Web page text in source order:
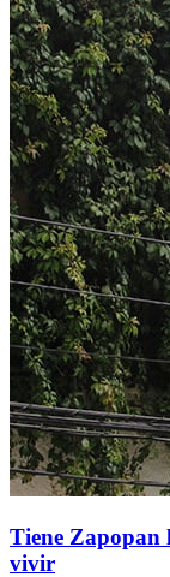
Tiene Zapopan
vivir